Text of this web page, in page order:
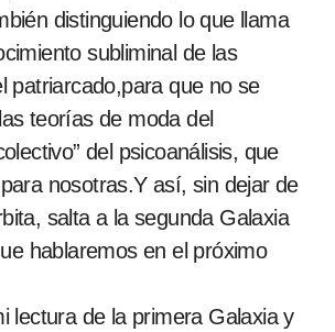
distinguiendo lo que llama
subliminal de las
patriarcado,para que no se
teorías de moda del
del psicoanálisis, que
nosotras.Y así, sin dejar de
salta a la segunda Galaxia
hablaremos en el próximo
lectura de la primera Galaxia y